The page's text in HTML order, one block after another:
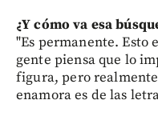
¿Y cómo va esa
"Es permanente. Esto
gente piensa que lo
figura, pero
enamora es de las